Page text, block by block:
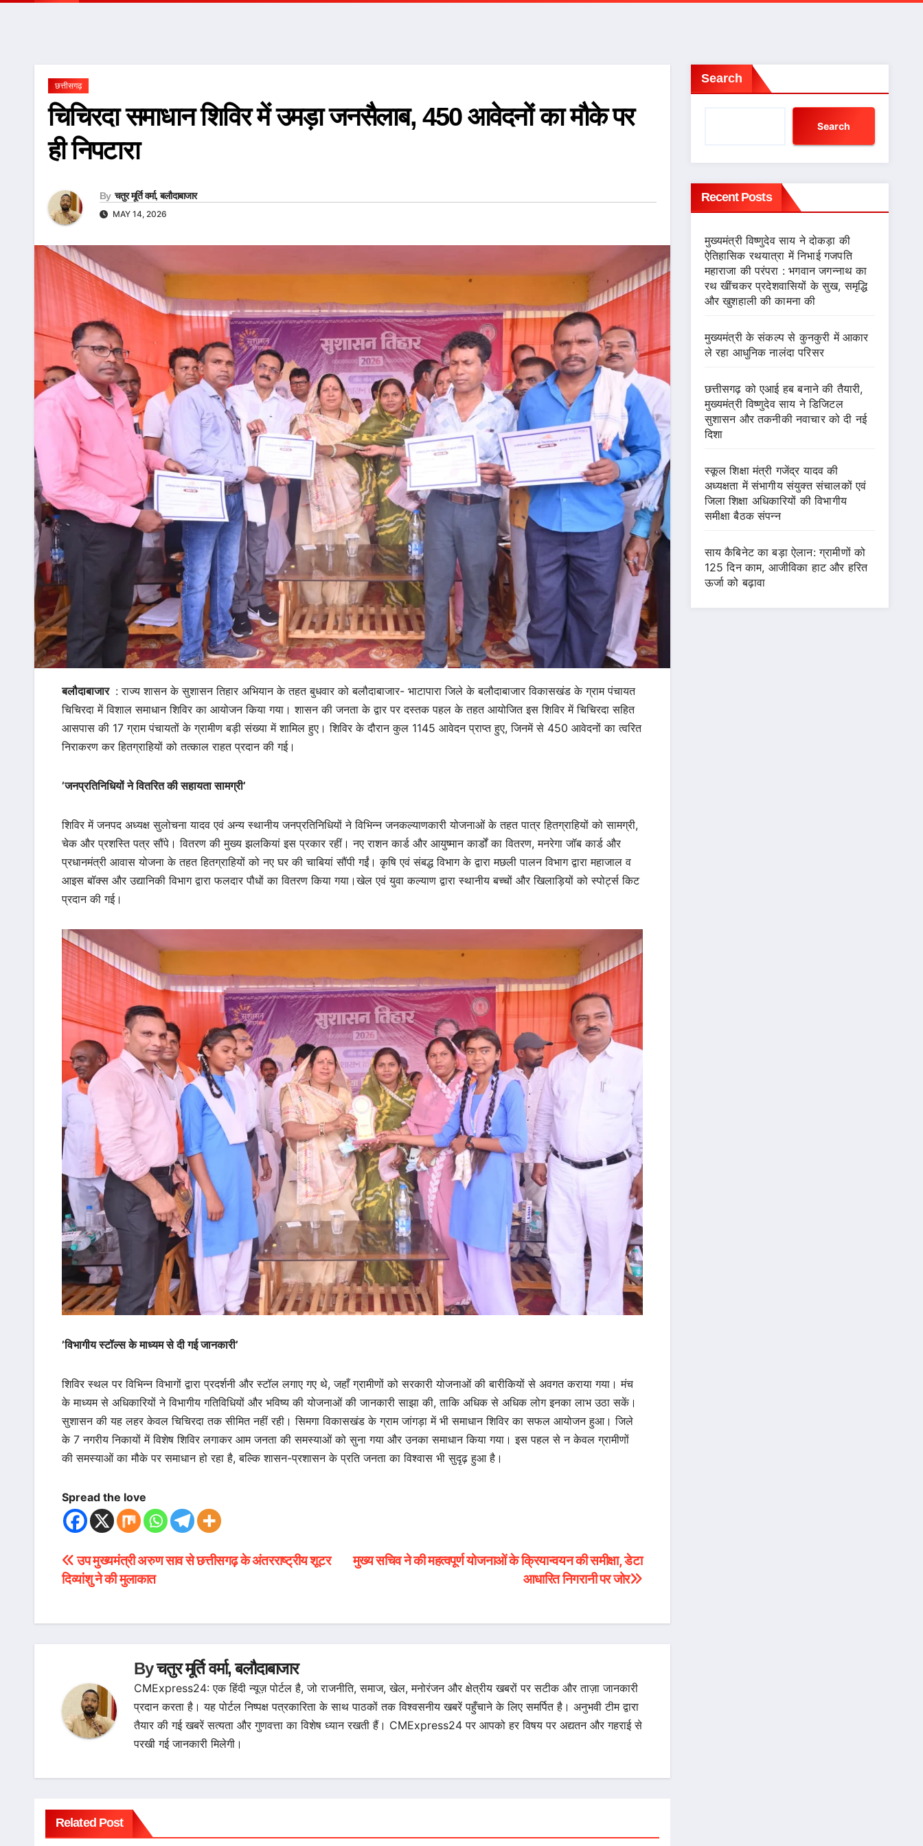
छत्तीसगढ़
चिचिरदा समाधान शिविर में उमड़ा जनसैलाब, 450 आवेदनों का मौके पर
ही निपटारा
By चतुर मूर्ति वर्मा, बलौदाबाजार
MAY 14, 2026
बलौदाबाजार : राज्य शासन के सुशासन तिहार अभियान के तहत बुधवार को बलौदाबाजार- भाटापारा जिले के बलौदाबाजार विकासखंड के ग्राम पंचायत
चिचिरदा में विशाल समाधान शिविर का आयोजन किया गया। शासन की जनता के द्वार पर दस्तक पहल के तहत आयोजित इस शिविर में चिचिरदा सहित
आसपास की 17 ग्राम पंचायतों के ग्रामीण बड़ी संख्या में शामिल हुए। शिविर के दौरान कुल 1145 आवेदन प्राप्त हुए, जिनमें से 450 आवेदनों का त्वरित
निराकरण कर हितग्राहियों को तत्काल राहत प्रदान की गई।
’जनप्रतिनिधियों ने वितरित की सहायता सामग्री’
शिविर में जनपद अध्यक्ष सुलोचना यादव एवं अन्य स्थानीय जनप्रतिनिधियों ने विभिन्न जनकल्याणकारी योजनाओं के तहत पात्र हितग्राहियों को सामग्री,
चेक और प्रशस्ति पत्र सौंपे। वितरण की मुख्य झलकियां इस प्रकार रहीं। नए राशन कार्ड और आयुष्मान कार्डों का वितरण, मनरेगा जॉब कार्ड और
प्रधानमंत्री आवास योजना के तहत हितग्राहियों को नए घर की चाबियां सौंपी गईं। कृषि एवं संबद्ध विभाग के द्वारा मछली पालन विभाग द्वारा महाजाल व
आइस बॉक्स और उद्यानिकी विभाग द्वारा फलदार पौधों का वितरण किया गया।खेल एवं युवा कल्याण द्वारा स्थानीय बच्चों और खिलाड़ियों को स्पोर्ट्स किट
प्रदान की गई।
’विभागीय स्टॉल्स के माध्यम से दी गई जानकारी’
शिविर स्थल पर विभिन्न विभागों द्वारा प्रदर्शनी और स्टॉल लगाए गए थे, जहाँ ग्रामीणों को सरकारी योजनाओं की बारीकियों से अवगत कराया गया। मंच
के माध्यम से अधिकारियों ने विभागीय गतिविधियों और भविष्य की योजनाओं की जानकारी साझा की, ताकि अधिक से अधिक लोग इनका लाभ उठा सकें।
सुशासन की यह लहर केवल चिचिरदा तक सीमित नहीं रही। सिमगा विकासखंड के ग्राम जांगड़ा में भी समाधान शिविर का सफल आयोजन हुआ। जिले
के 7 नगरीय निकायों में विशेष शिविर लगाकर आम जनता की समस्याओं को सुना गया और उनका समाधान किया गया। इस पहल से न केवल ग्रामीणों
की समस्याओं का मौके पर समाधान हो रहा है, बल्कि शासन-प्रशासन के प्रति जनता का विश्वास भी सुदृढ़ हुआ है।
Spread the love
Post
navigation
मुख्य सचिव ने की महत्वपूर्ण योजनाओं के क्रियान्वयन की समीक्षा, डेटा
आधारित निगरानी पर जोर
उप मुख्यमंत्री अरुण साव से छत्तीसगढ़ के अंतरराष्ट्रीय शूटर
दिव्यांशु ने की मुलाकात
Byचतुर मूर्ति वर्मा, बलौदाबाजार
CMExpress24: एक हिंदी न्यूज़ पोर्टल है, जो राजनीति, समाज, खेल, मनोरंजन और क्षेत्रीय खबरों पर सटीक और ताज़ा जानकारी
प्रदान करता है। यह पोर्टल निष्पक्ष पत्रकारिता के साथ पाठकों तक विश्वसनीय खबरें पहुँचाने के लिए समर्पित है। अनुभवी टीम द्वारा
तैयार की गई खबरें सत्यता और गुणवत्ता का विशेष ध्यान रखती हैं। CMExpress24 पर आपको हर विषय पर अद्यतन और गहराई से
परखी गई जानकारी मिलेगी।
Related Post
Search
Search
Recent Posts
मुख्यमंत्री विष्णुदेव साय ने दोकड़ा की
ऐतिहासिक रथयात्रा में निभाई गजपति
महाराजा की परंपरा : भगवान जगन्नाथ का
रथ खींचकर प्रदेशवासियों के सुख, समृद्धि
और खुशहाली की कामना की
मुख्यमंत्री के संकल्प से कुनकुरी में आकार
ले रहा आधुनिक नालंदा परिसर
छत्तीसगढ़ को एआई हब बनाने की तैयारी,
मुख्यमंत्री विष्णुदेव साय ने डिजिटल
सुशासन और तकनीकी नवाचार को दी नई
दिशा
स्कूल शिक्षा मंत्री गजेंद्र यादव की
अध्यक्षता में संभागीय संयुक्त संचालकों एवं
जिला शिक्षा अधिकारियों की विभागीय
समीक्षा बैठक संपन्न
साय कैबिनेट का बड़ा ऐलान: ग्रामीणों को
125 दिन काम, आजीविका हाट और हरित
ऊर्जा को बढ़ावा